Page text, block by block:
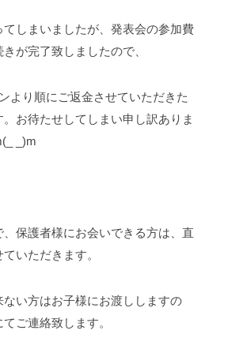
てしまいましたが、発表会の参加費
が完了致しましたので、
より順にご返金させていただきた
。お待たせしてしまい申し訳ありま
_)m
保護者様にお会いできる方は、直
いただきます。
い方はお子様にお渡ししますの
ご連絡致します。